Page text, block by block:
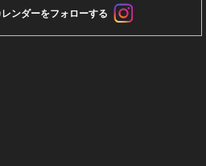
ンダーをフォローする